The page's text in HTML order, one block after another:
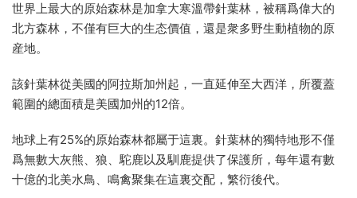
世界上最大的原始森林是加拿大寒溫帶針葉林，被稱爲偉大的
北方森林，不僅有巨大的生态價值，還是衆多野生動植物的原
産地。
該針葉林從美國的阿拉斯加州起，一直延伸至大西洋，所覆蓋
範圍的總面積是美國加州的12倍。
地球上有25%的原始森林都屬于這裏。針葉林的獨特地形不僅
爲無數大灰熊、狼、駝鹿以及馴鹿提供了保護所，每年還有數
十億的北美水鳥、鳴禽聚集在這裏交配，繁衍後代。